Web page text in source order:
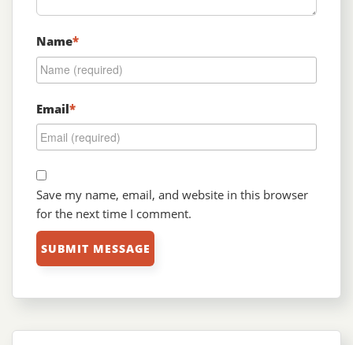
Name*
Email*
Save my name, email, and website in this browser
for the next time I comment.